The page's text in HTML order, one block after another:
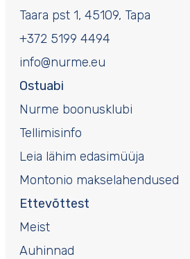
Ettevõttest
Meist
Auhinnad
Ostuabi
Nurme boonusklubi
Tellimisinfo
Leia lähim edasimüüja
Montonio makselahendused
Taara pst 1, 45109, Tapa
+372 5199 4494
info@nurme.eu